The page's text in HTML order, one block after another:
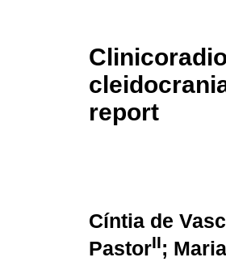
report
Cíntia de
PastorII;